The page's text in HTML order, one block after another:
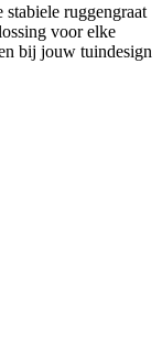
ruggengraat
voor elke
bij jouw tuindesign